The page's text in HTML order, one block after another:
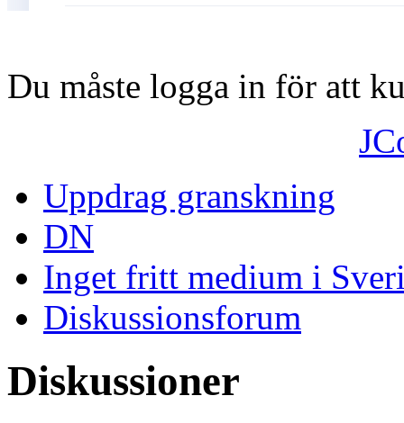
Du måste logga in för att
Uppdrag granskning
DN
Inget fritt medium i
Diskussionsforum
Diskussioner